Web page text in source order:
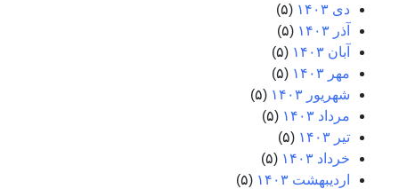
دی ۱۴۰۳
(۵)
آذر ۱۴۰۳
(۵)
آبان ۱۴۰۳
(۵)
مهر ۱۴۰۳
(۵)
شهریور ۱۴۰۳
(۵)
مرداد ۱۴۰۳
(۵)
تیر ۱۴۰۳
(۵)
خرداد ۱۴۰۳
(۵)
اردیبهشت ۱۴۰۳
(۵)